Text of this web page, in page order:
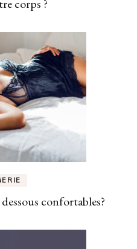
corps ?
confortables?